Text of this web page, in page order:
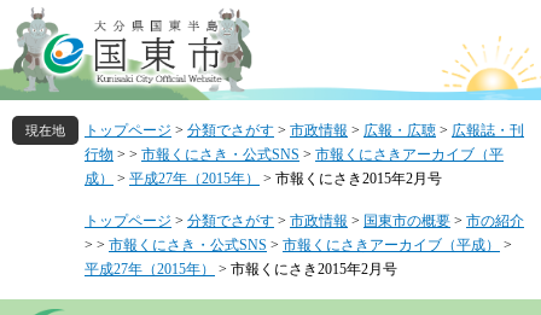
ー
ジ
の
先
頭
ニ
ュ
ー
を
飛
トップページ > 分類でさがす > 市政情報 > 広報・広聴 > 広報誌・刊
行物 > > 市報くにさき・公式SNS > 市報くにさきアーカイブ（平
成）
> 平成27年（2015年） > 市報くにさき2015年2月号
トップページ > 分類でさがす > 市政情報 > 国東市の概要 > 市の紹介
> > 市報くにさき・公式SNS > 市報くにさきアーカイブ（平成）
>
平成27年（2015年）
> 市報くにさき2015年2月号